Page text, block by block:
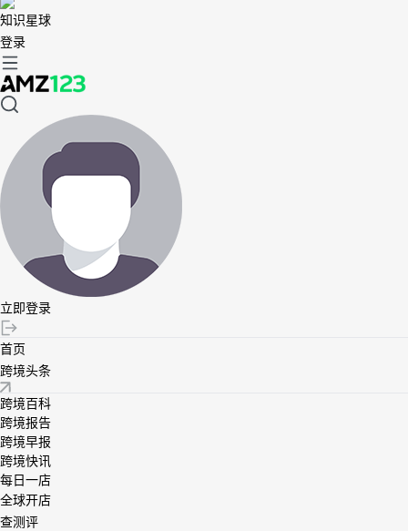
知识星球
登录
立即登录
首页
跨境头条
跨境百科
跨境报告
跨境早报
跨境快讯
每日一店
全球开店
查测评